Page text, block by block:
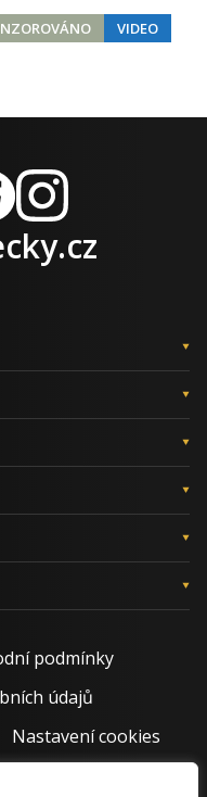
VIDEO
Instagram
podmínky
údajů
Nastavení cookies